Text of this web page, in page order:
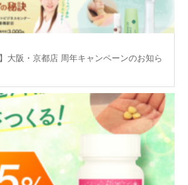
大阪・京都店 周年キャンペーンのお知ら